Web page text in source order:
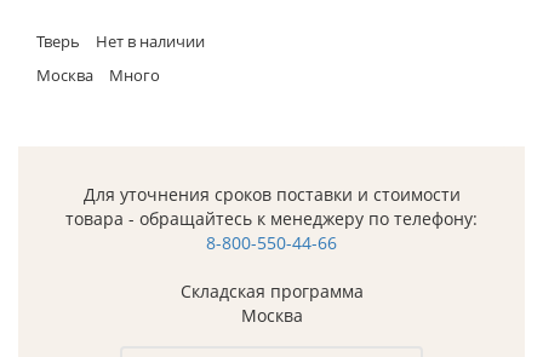
Тверь
Нет в наличии
Москва
Много
Для уточнения сроков поставки и стоимости
товара - обращайтесь к менеджеру по телефону:
8-800-550-44-66
Складская программа
Москва